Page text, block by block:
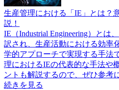
生産管理における「IE」とは？
説！
IE（Industrial Engineering）とは
訳され、生産活動における効率
学的アプローチで実現する手法
理におけるIEの代表的な手法や
ントも解説するので、ぜひ参考
続きを見る